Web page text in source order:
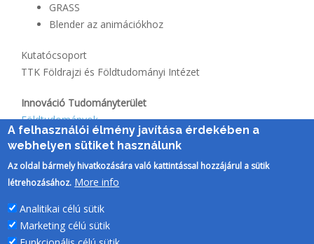
GRASS
Blender az animációkhoz
Kutatócsoport
TTK Földrajzi és Földtudományi Intézet
Innováció Tudományterület
Földtudományok
A felhasználói élmény javítása érdekében a
webhelyen sütiket használunk
Az oldal bármely hivatkozására való kattintással hozzájárul a sütik
létrehozásához. More info
Analitikai célú sütik
Marketing célú sütik